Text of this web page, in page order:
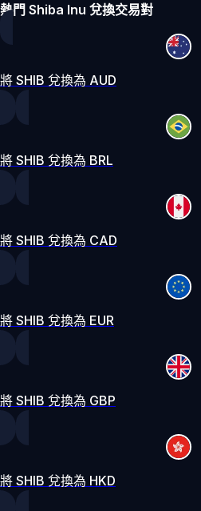
熱門 Shiba Inu 兌換交易對
將 SHIB 兌換為 AUD
將 SHIB 兌換為 BRL
將 SHIB 兌換為 CAD
將 SHIB 兌換為 EUR
將 SHIB 兌換為 GBP
將 SHIB 兌換為 HKD